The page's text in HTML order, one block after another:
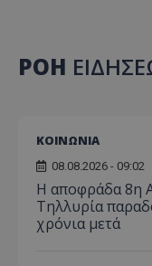
ΡΟΗ
ΚΟΙΝΩΝΙΑ
08.08.2026 - 09:02
Η αποφράδα 8η
Τηλλυρία
χρόνια μετά